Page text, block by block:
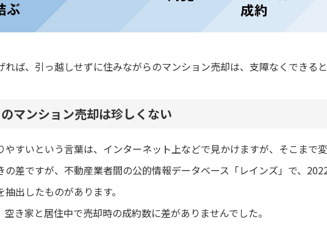
れば、引っ越しせずに住みながらのマンション売却は、支障なくできると
マンション売却は珍しくない
やすいという言葉は、インターネット上などで見かけますが、そこまで
の差ですが、不動産業者間の公的情報データベース「レインズ」で、
出したものがあります。
空き家と居住中で売却時の成約数に差がありませんでした。